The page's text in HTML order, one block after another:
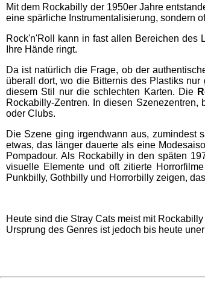
Mit dem Rockabilly der 1950er Jahre
eine spärliche Instrumentalisierung, sondern
Rock'n'Roll kann in fast allen Bereichen des
Ihre Hände ringt.
Da ist natürlich die Frage, ob der
überall dort, wo die Bitternis des Plastiks
diesem Stil nur die schlechten Karten. Die
Rockabilly-Zentren. In diesen
oder Clubs.
Die Szene ging irgendwann aus, zumindest
etwas, das länger dauerte als eine
Pompadour. Als Rockabilly in den späten
visuelle Elemente und oft zitierte
Punkbilly, Gothbilly und Horrorbilly zeigen,
Heute sind die Stray Cats meist mit
Ursprung des Genres ist jedoch bis heute